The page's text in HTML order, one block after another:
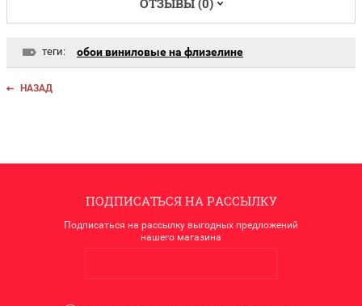
ОТЗЫВЫ (0)
теги: обои виниловые на флизелине
НАЗАД
ПОДПИСАТЬСЯ НА РАССЫЛКУ
Подписаться на рассылку выгодных предложений
нашего магазина